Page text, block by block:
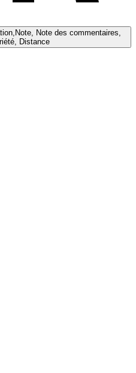
Note des commentaires,
Distance